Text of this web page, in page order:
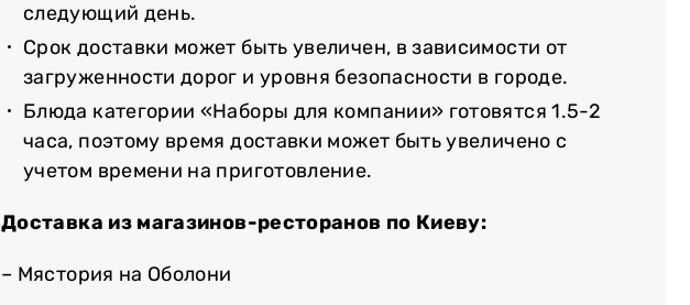
следующий день.
Срок доставки может быть увеличен, в зависимости от
загруженности дорог и уровня безопасности в городе.
Блюда категории «Наборы для компании» готовятся 1.5-2
часа, поэтому время доставки может быть увеличено с
учетом времени на приготовление.
Доставка из магазинов-ресторанов по Киеву:
– Мястория на Оболони